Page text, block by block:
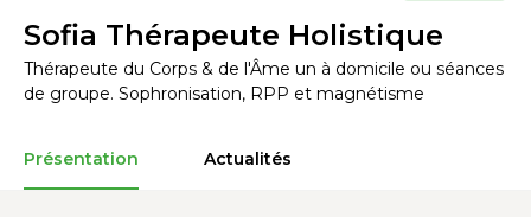
Sofia Thérapeute Holistique
Thérapeute du Corps & de l'Âme un à domicile ou séances
de groupe. Sophronisation, RPP et magnétisme
Présentation Actualités